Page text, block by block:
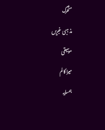
متحرك
مذہبی خبریں
موسيقى
میرا کالم
ہمسایہ